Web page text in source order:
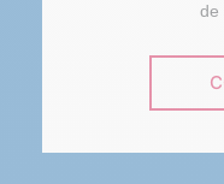
de